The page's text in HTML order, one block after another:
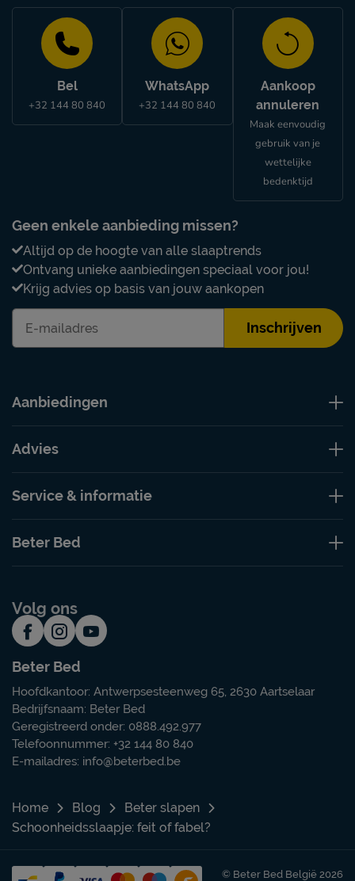
Bel
+32 144 80 840
WhatsApp
+32 144 80 840
Aankoop
annuleren
Maak eenvoudig
gebruik van je
wettelijke
bedenktijd
Geen enkele aanbieding missen?
Altijd op de hoogte van alle slaaptrends
Ontvang unieke aanbiedingen speciaal voor jou!
Krijg advies op basis van jouw aankopen
Inschrijven
Aanbiedingen
Advies
Service & informatie
Beter Bed
Volg ons
Beter Bed
Hoofdkantoor: Antwerpsesteenweg 65, 2630 Aartselaar
Bedrijfsnaam: Beter Bed
Geregistreerd onder: 0888.492.977
Telefoonnummer: +32 144 80 840
E-mailadres: info@beterbed.be
Home Blog
Beter slapen
Schoonheidsslaapje: feit of fabel?
© Beter Bed België 2026